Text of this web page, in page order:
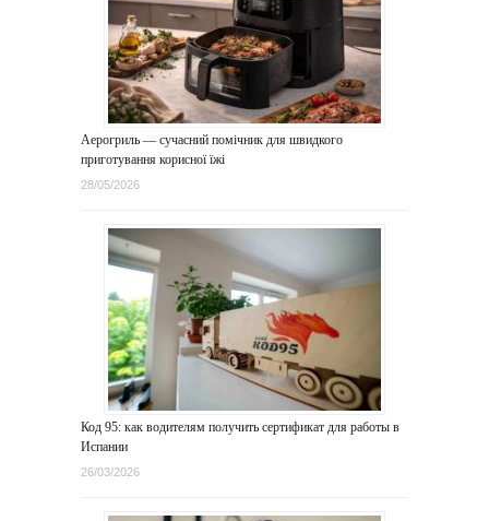
Аерогриль — сучасний помічник для швидкого
приготування корисної їжі
28/05/2026
Код 95: как водителям получить сертификат для работы в
Испании
26/03/2026